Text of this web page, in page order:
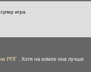
игра
РПГ . Хотя на компе она лучше